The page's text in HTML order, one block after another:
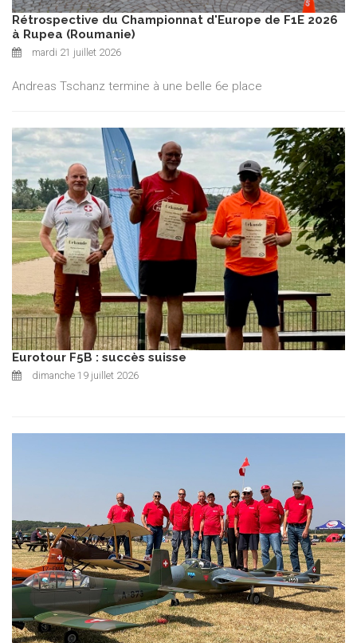
Rétrospective du Championnat d'Europe de F1E 2026
à Rupea (Roumanie)
mardi 21 juillet 2026
Andreas Tschanz termine à une belle 6e place
Eurotour F5B : succès suisse
dimanche 19 juillet 2026